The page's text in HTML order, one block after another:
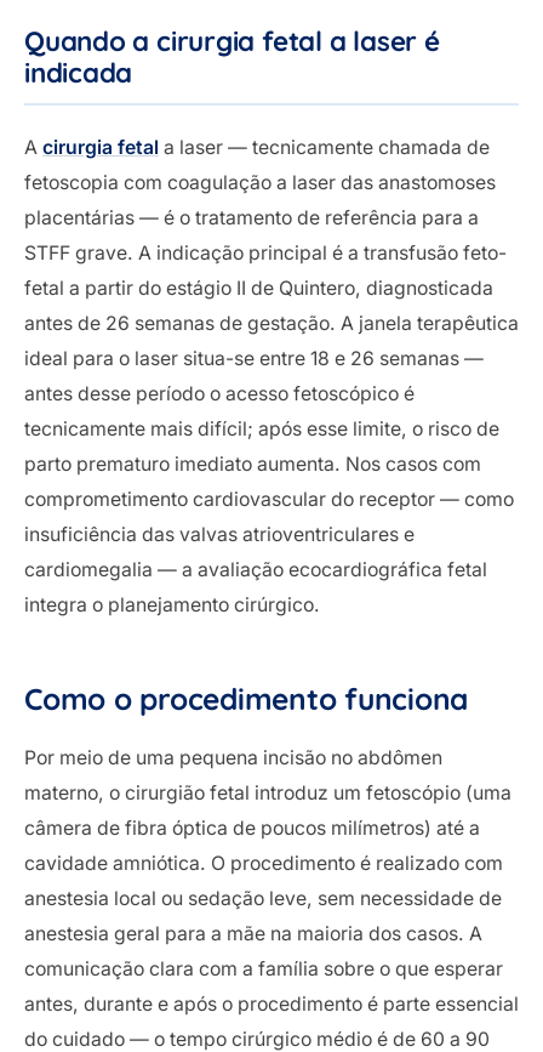
Quando a cirurgia fetal a laser é
indicada
A cirurgia fetal a laser — tecnicamente chamada de
fetoscopia com coagulação a laser das anastomoses
placentárias — é o tratamento de referência para a
STFF grave. A indicação principal é a transfusão feto-
fetal a partir do estágio II de Quintero, diagnosticada
antes de 26 semanas de gestação. A janela terapêutica
ideal para o laser situa-se entre 18 e 26 semanas —
antes desse período o acesso fetoscópico é
tecnicamente mais difícil; após esse limite, o risco de
parto prematuro imediato aumenta. Nos casos com
comprometimento cardiovascular do receptor — como
insuficiência das valvas atrioventriculares e
cardiomegalia — a avaliação ecocardiográfica fetal
integra o planejamento cirúrgico.
Como o procedimento funciona
Por meio de uma pequena incisão no abdômen
materno, o cirurgião fetal introduz um fetoscópio (uma
câmera de fibra óptica de poucos milímetros) até a
cavidade amniótica. O procedimento é realizado com
anestesia local ou sedação leve, sem necessidade de
anestesia geral para a mãe na maioria dos casos. A
comunicação clara com a família sobre o que esperar
antes, durante e após o procedimento é parte essencial
do cuidado — o tempo cirúrgico médio é de 60 a 90